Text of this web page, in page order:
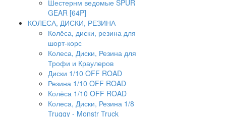
Шестернм ведомые SPUR
GEAR [64P]
КОЛЕСА, ДИСКИ, РЕЗИНА
Колёса, диски, резина для
шорт-корс
Колеса, Диски, Резина для
Трофи и Краулеров
Диски 1/10 OFF ROAD
Резина 1/10 OFF ROAD
Колёса 1/10 OFF ROAD
Колеса, Диски, Резина 1/8
Truggy - Monstr Truck